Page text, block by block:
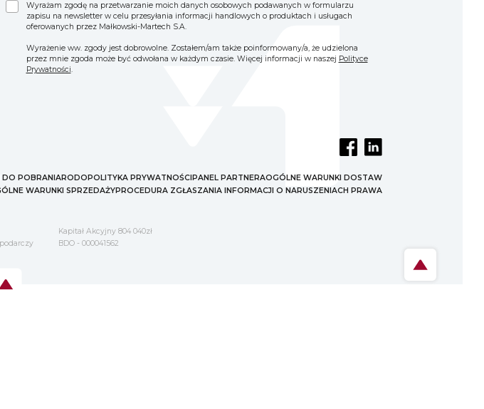
Wyrażam zgodę na przetwarzanie moich danych osobowych podawanych w formularzu
zapisu na newsletter w celu przesyłania informacji handlowych o produktach i usługach
oferowanych przez Małkowski-Martech S.A.
Wyrażenie ww. zgody jest dobrowolne. Zostałem/am także poinformowany/a, że udzielona
przez mnie zgoda może być odwołana w każdym czasie. Więcej informacji w naszej Polityce
Prywatności.
DO POBRANIARODOPOLITYKA PRYWATNOŚCIPANEL PARTNERAOGÓLNE WARUNKI DOSTAW
WARUNKI SPRZEDAŻYPROCEDURA ZGŁASZANIA INFORMACJI O NARUSZENIACH PRAWA
Kapitał Akcyjny 804 040zł
BDO - 000041562